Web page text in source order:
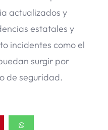
actualizados y
estatales y
incidentes como el
surgir por
de seguridad.